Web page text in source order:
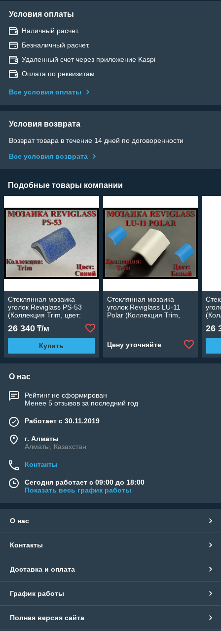
Условия оплаты
Наличный расчет.
Безналичный расчет.
Удаленный счет через приложение Kaspi
Оплата по реквизитам
Все условия оплаты
Условия возврата
Возврат товара в течение 14 дней по договоренности
Все условия возврата
Подобные товары компании
Стеклянная мозаика
уголок Reviglass PS-53
(Коллекция Trim, цвет:
синий, угловая накладка)
26 340 ₸/м
Купить
Стеклянная мозаика
уголок Reviglass LU-11
Polar (Коллекция Trim,
Цену уточняйте
26
О нас
Рейтинг не сформирован
Менее 5 отзывов за последний год
Работает с 30.11.2019
г. Алматы
Алматы, Казахстан
Контакты
Сегодня работает с 09:00 до 18:00
Показать весь график работы
О нас
Контакты
Доставка и оплата
График работы
Полная версия сайта